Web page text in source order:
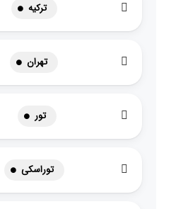
ترکیه
تهران
تور
توراسکی